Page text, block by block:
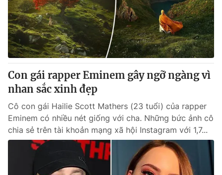
Con gái rapper Eminem gây ngỡ ngàng vì
nhan sắc xinh đẹp
Cô con gái Hailie Scott Mathers (23 tuổi) của rapper
Eminem có nhiều nét giống với cha. Những bức ảnh cô
chia sẻ trên tài khoản mạng xã hội Instagram với 1,7...